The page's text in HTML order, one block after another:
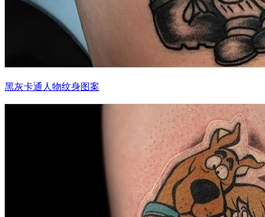
黑灰卡通人物纹身图案